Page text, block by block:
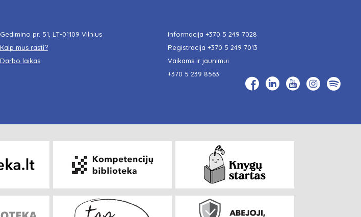
Gedimino pr. 51, LT-01109 Vilnius
Kaip mus rasti?
Darbo laikas
Informacija +370 5 249 7028
Registracija +370 5 249 7013
Vaikams ir jaunimui
+370 5 239 8563